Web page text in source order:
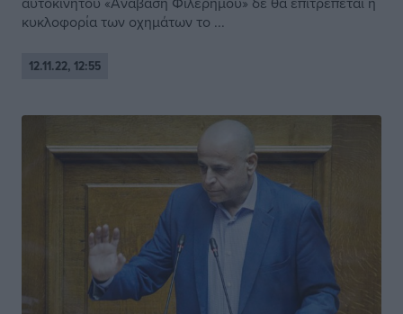
κυκλοφορία των οχημάτων το ...
12.11.22, 12:55